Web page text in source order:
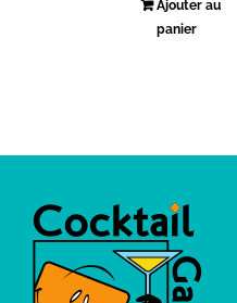
Ajouter au
panier